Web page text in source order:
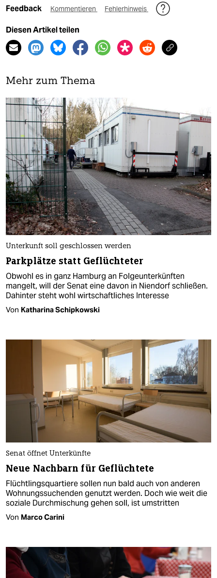
Feedback Kommentieren Fehlerhinweis
Diesen Artikel teilen
Mehr zum Thema
Unterkunft soll geschlossen werden
Parkplätze statt Geflüchteter
Obwohl es in ganz Hamburg an Folgeunterkünften
mangelt, will der Senat eine davon in Niendorf schließen.
Dahinter steht wohl wirtschaftliches Interesse
Von Katharina Schipkowski
Senat öffnet Unterkünfte
Neue Nachbarn für Geflüchtete
Flüchtlingsquartiere sollen nun bald auch von anderen
Wohnungssuchenden genutzt werden. Doch wie weit die
soziale Durchmischung gehen soll, ist umstritten
Von Marco Carini